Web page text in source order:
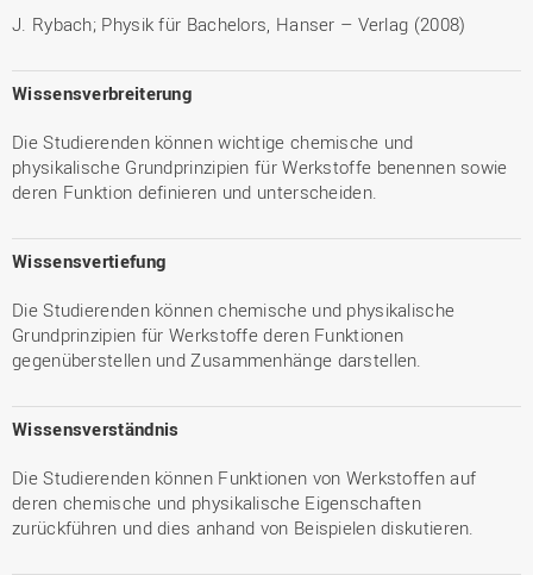
J. Rybach; Physik für Bachelors, Hanser – Verlag (2008)
Wissensverbreiterung
Die Studierenden können wichtige chemische und
physikalische Grundprinzipien für Werkstoffe benennen sowie
deren Funktion definieren und unterscheiden.
Wissensvertiefung
Die Studierenden können chemische und physikalische
Grundprinzipien für Werkstoffe deren Funktionen
gegenüberstellen und Zusammenhänge darstellen.
Wissensverständnis
Die Studierenden können Funktionen von Werkstoffen auf
deren chemische und physikalische Eigenschaften
zurückführen und dies anhand von Beispielen diskutieren.